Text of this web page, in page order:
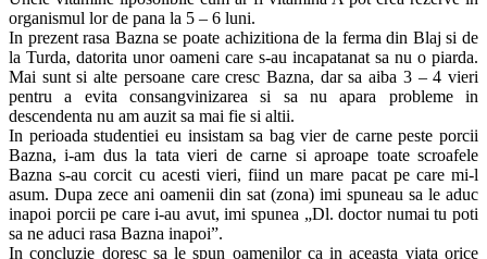
organismul lor de pana la 5 – 6 luni.
In prezent rasa Bazna se poate achizitiona de la ferma din Blaj si de
la Turda, datorita unor oameni care s-au incapatanat sa nu o piarda.
Mai sunt si alte persoane care cresc Bazna, dar sa aiba 3 – 4 vieri
pentru a evita consangvinizarea si sa nu apara probleme in
descendenta nu am auzit sa mai fie si altii.
In perioada studentiei eu insistam sa bag vier de carne peste porcii
Bazna, i-am dus la tata vieri de carne si aproape toate scroafele
Bazna s-au corcit cu acesti vieri, fiind un mare pacat pe care mi-l
asum. Dupa zece ani oamenii din sat (zona) imi spuneau sa le aduc
inapoi porcii pe care i-au avut, imi spunea „Dl. doctor numai tu poti
sa ne aduci rasa Bazna inapoi”.
In concluzie doresc sa le spun oamenilor ca in aceasta viata orice